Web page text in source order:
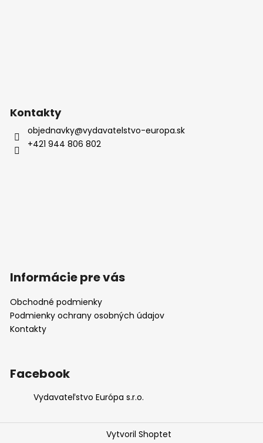
Kontakty
objednavky@vydavatelstvo-europa.sk
+421 944 806 802
Informácie pre vás
Obchodné podmienky
Podmienky ochrany osobných údajov
Kontakty
Facebook
Vydavateľstvo Európa s.r.o.
Vytvoril Shoptet